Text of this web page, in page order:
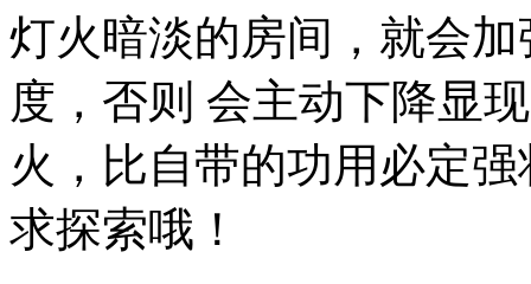
灯火暗淡的房间，就会
度，否则 会主动下降显
火，比自带的功用必定
求探索哦！